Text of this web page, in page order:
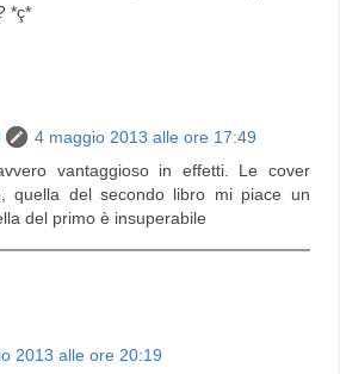
*ç*
4 maggio 2013 alle ore 17:49
vantaggioso in effetti. Le cover
quella del secondo libro mi piace un
del primo è insuperabile
2013 alle ore 20:19